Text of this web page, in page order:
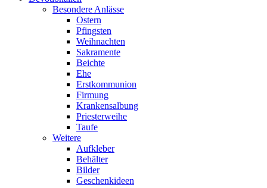
Besondere Anlässe
Ostern
Pfingsten
Weihnachten
Sakramente
Beichte
Ehe
Erstkommunion
Firmung
Krankensalbung
Priesterweihe
Taufe
Weitere
Aufkleber
Behälter
Bilder
Geschenkideen